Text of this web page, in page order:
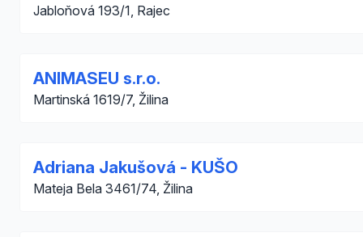
Jabloňová 193/1, Rajec
ANIMASEU s.r.o.
Martinská 1619/7, Žilina
Adriana Jakušová - KUŠO
Mateja Bela 3461/74, Žilina